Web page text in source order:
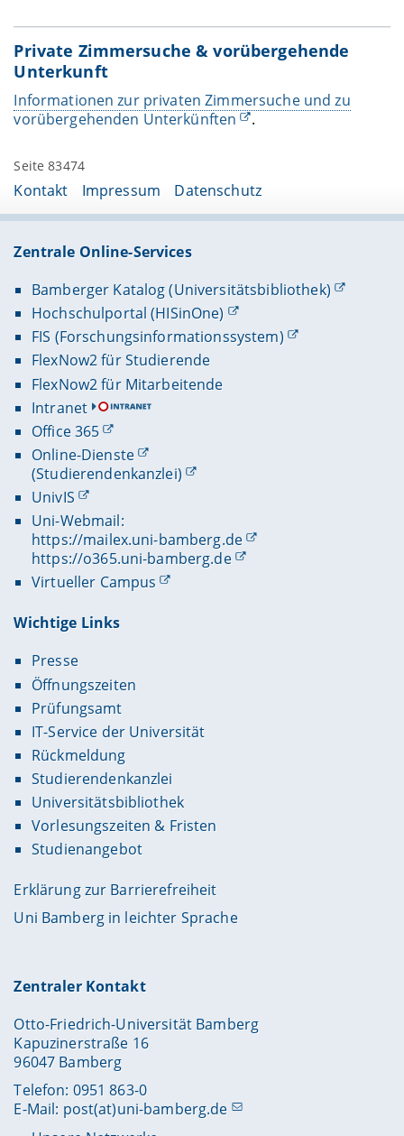
Private Zimmersuche & vorübergehende
Unterkunft
Informationen zur privaten Zimmersuche und zu
vorübergehenden Unterkünften
.
Seite 83474
Kontakt Impressum Datenschutz
Zentrale Online-Services
Bamberger Katalog (Universitätsbibliothek)
Hochschulportal (HISinOne)
FIS (Forschungsinformationssystem)
FlexNow2 für Studierende
FlexNow2 für Mitarbeitende
Intranet
Office 365
Online-Dienste
(Studierendenkanzlei)
UnivIS
Uni-Webmail:
https://mailex.uni-bamberg.de
https://o365.uni-bamberg.de
Virtueller Campus
Wichtige Links
Presse
Öffnungszeiten
Prüfungsamt
IT-Service der Universität
Rückmeldung
Studierendenkanzlei
Universitätsbibliothek
Vorlesungszeiten & Fristen
Studienangebot
Erklärung zur Barrierefreiheit
Uni Bamberg in leichter Sprache
Zentraler Kontakt
Otto-Friedrich-Universität Bamberg
Kapuzinerstraße 16
96047 Bamberg
Telefon: 0951 863-0
E-Mail: post(at)uni-bamberg.de